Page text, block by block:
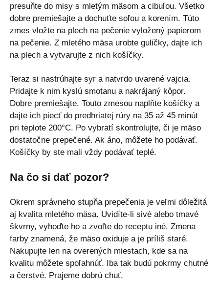
presuňte do misy s mletým mäsom a cibuľou. Všetko
dobre premiešajte a dochuťte soľou a korením. Túto
zmes vložte na plech na pečenie vyložený papierom
na pečenie. Z mletého mäsa urobte guličky, dajte ich
na plech a vytvarujte z nich košíčky.
Teraz si nastrúhajte syr a natvrdo uvarené vajcia.
Pridajte k nim kyslú smotanu a nakrájaný kôpor.
Dobre premiešajte. Touto zmesou naplňte košíčky a
dajte ich piecť do predhriatej rúry na 35 až 45 minút
pri teplote 200°C. Po vybratí skontrolujte, či je mäso
dostatočne prepečené. Ak áno, môžete ho podávať.
Košíčky by ste mali vždy podávať teplé.
Na čo si dať pozor?
Okrem správneho stupňa prepečenia je veľmi dôležitá
aj kvalita mletého mäsa. Uvidíte‑li sivé alebo tmavé
škvrny, vyhoďte ho a zvoľte do receptu iné. Zmena
farby znamená, že mäso oxiduje a je príliš staré.
Nakupujte len na overených miestach, kde sa na
kvalitu môžete spoľahnúť. Iba tak budú pokrmy chutné
a čerstvé. Prajeme dobrú chuť.